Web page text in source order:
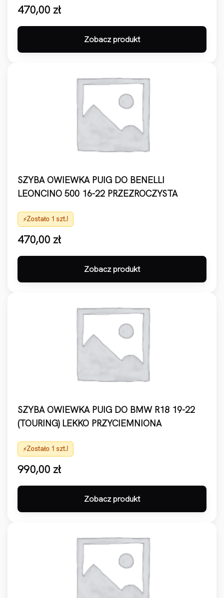
470,00 zł
Zobacz produkt
SZYBA OWIEWKA PUIG DO BENELLI
LEONCINO 500 16-22 PRZEZROCZYSTA
Zostało 1 szt.!
470,00 zł
Zobacz produkt
SZYBA OWIEWKA PUIG DO BMW R18 19-22
(TOURING) LEKKO PRZYCIEMNIONA
Zostało 1 szt.!
990,00 zł
Zobacz produkt